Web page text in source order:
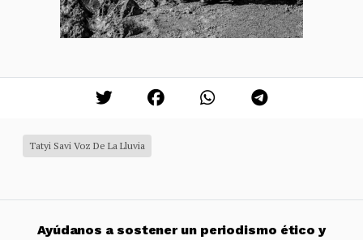
Tatyi Savi Voz De La Lluvia
Ayúdanos a sostener un periodismo ético y